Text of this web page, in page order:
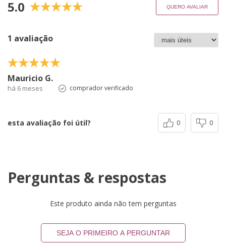
5.0 QUERO AVALIAR
1 avaliação
Mauricio G.
há 6 meses comprador verificado
esta avaliação foi útil? 0 0
Perguntas & respostas
Este produto ainda não tem perguntas
SEJA O PRIMEIRO A PERGUNTAR